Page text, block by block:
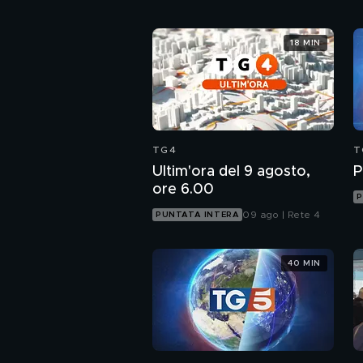
TG4
Ultim'ora del 9 agosto,
ore 6.00
PUNTATA INTERA 09 ago | Rete 4
18 MIN
40 MIN